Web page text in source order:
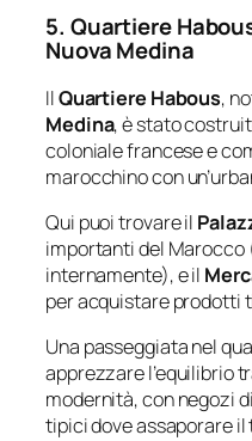
5. Quartiere
Nuova Medina
IlQuartiere Habous,
Medina, è stato
coloniale francese e
marocchino con
Qui puoi trovare il
importanti del Marocco
internamente), e il
per acquistare prodotti
Una passeggiata nel
apprezzare l’equilibrio
modernità, con negozi
tipici dove assaporare